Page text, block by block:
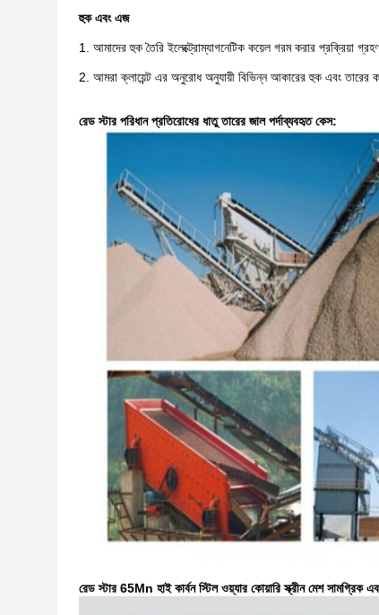
হুক এবং এজ
1. আমাদের হুক তৈরি ইলেক্ট্রোম্যাগনেটিক কয়েল গরম করার প্রক্রিয়া
2. আমরা ক্লায়েন্ট এর অনুরোধ অনুযায়ী বিভিন্ন আকারের হুক এবং তারের
রেড স্টার পরিধান প্রতিরোধের ধাতু তারের জাল পর্দাব্যবহৃত কেস:
রেড স্টার 65Mn হাই কার্বন স্টিল ওয়্যার কোয়ারি স্ক্রীন মেশ সামগ্রিক